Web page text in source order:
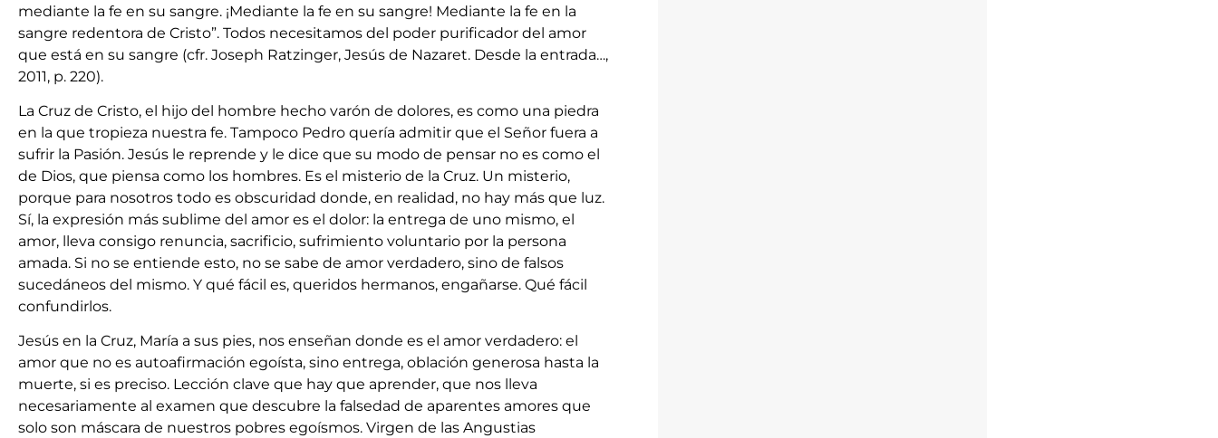
mediante la fe en su sangre. ¡Mediante la fe en su sangre! Mediante la fe en la
sangre redentora de Cristo”. Todos necesitamos del poder purificador del amor
que está en su sangre (cfr. Joseph Ratzinger, Jesús de Nazaret. Desde la entrada…,
2011, p. 220).
La Cruz de Cristo, el hijo del hombre hecho varón de dolores, es como una piedra
en la que tropieza nuestra fe. Tampoco Pedro quería admitir que el Señor fuera a
sufrir la Pasión. Jesús le reprende y le dice que su modo de pensar no es como el
de Dios, que piensa como los hombres. Es el misterio de la Cruz. Un misterio,
porque para nosotros todo es obscuridad donde, en realidad, no hay más que luz.
Sí, la expresión más sublime del amor es el dolor: la entrega de uno mismo, el
amor, lleva consigo renuncia, sacrificio, sufrimiento voluntario por la persona
amada. Si no se entiende esto, no se sabe de amor verdadero, sino de falsos
sucedáneos del mismo. Y qué fácil es, queridos hermanos, engañarse. Qué fácil
confundirlos.
Jesús en la Cruz, María a sus pies, nos enseñan donde es el amor verdadero: el
amor que no es autoafirmación egoísta, sino entrega, oblación generosa hasta la
muerte, si es preciso. Lección clave que hay que aprender, que nos lleva
necesariamente al examen que descubre la falsedad de aparentes amores que
solo son máscara de nuestros pobres egoísmos. Virgen de las Angustias